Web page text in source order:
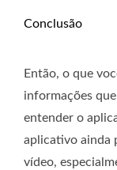
Conclusão
Então, o que
informações
entender o
aplicativo ainda
vídeo,